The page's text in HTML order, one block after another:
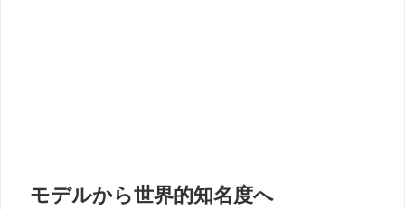
モデルから世界的知名度へ